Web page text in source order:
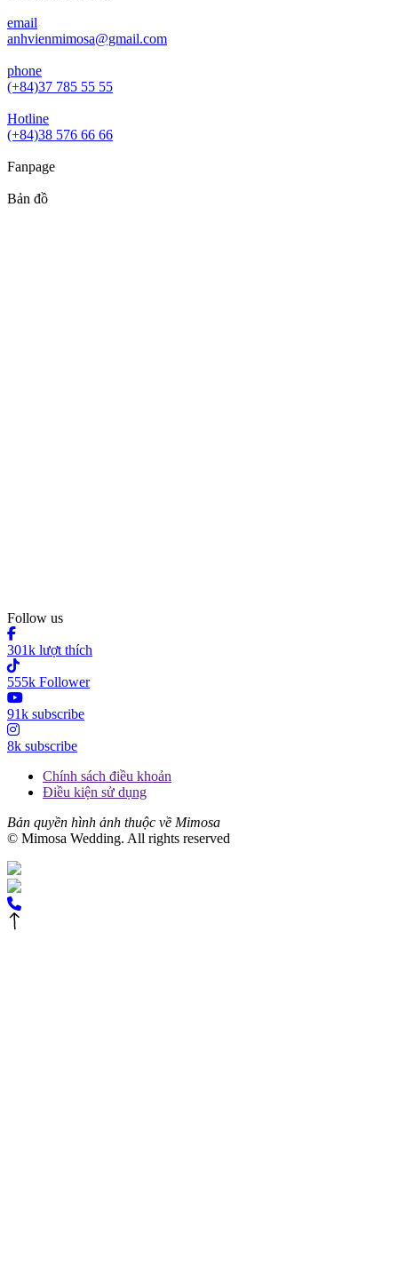
email
anhvienmimosa@gmail.com
phone
(+84)37 785 55 55
Hotline
(+84)38 576 66 66
Fanpage
Bản đồ
Follow us
301k lượt thích
555k Follower
91k subscribe
8k subscribe
Chính sách điều khoản
Điều kiện sử dụng
Bản quyền hình ảnh thuộc về Mimosa
© Mimosa Wedding. All rights reserved